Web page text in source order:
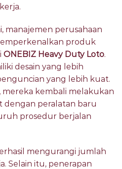
manajemen perusahaan
produk
ONEBIZ Heavy Duty Loto.
desain yang lebih
yang lebih kuat.
kembali melakukan
dengan peralatan baru
prosedur berjalan
mengurangi jumlah
Selain itu, penerapan